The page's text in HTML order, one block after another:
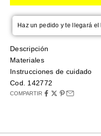
Haz un pedido y te llegará el
Descripción
Materiales
Instrucciones de cuidado
Cod. 142772
COMPARTIR